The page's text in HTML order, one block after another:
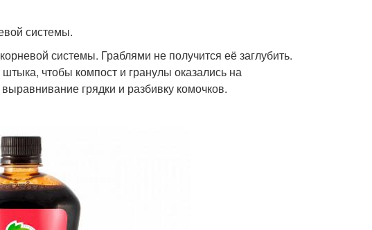
системы.
системы. Граблями не получится её заглубить.
чтобы компост и гранулы оказались на
грядки и разбивку комочков.